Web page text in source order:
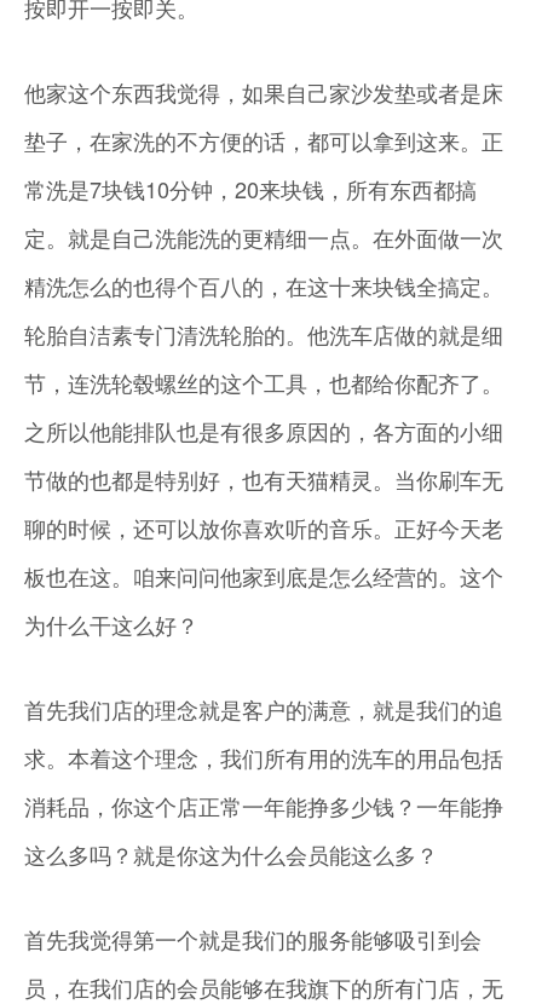
按即开一按即关。
他家这个东西我觉得，如果自己家沙发垫或者是床
垫子，在家洗的不方便的话，都可以拿到这来。正
常洗是7块钱10分钟，20来块钱，所有东西都搞
定。就是自己洗能洗的更精细一点。在外面做一次
精洗怎么的也得个百八的，在这十来块钱全搞定。
轮胎自洁素专门清洗轮胎的。他洗车店做的就是细
节，连洗轮毂螺丝的这个工具，也都给你配齐了。
之所以他能排队也是有很多原因的，各方面的小细
节做的也都是特别好，也有天猫精灵。当你刷车无
聊的时候，还可以放你喜欢听的音乐。正好今天老
板也在这。咱来问问他家到底是怎么经营的。这个
为什么干这么好？
首先我们店的理念就是客户的满意，就是我们的追
求。本着这个理念，我们所有用的洗车的用品包括
消耗品，你这个店正常一年能挣多少钱？一年能挣
这么多吗？就是你这为什么会员能这么多？
首先我觉得第一个就是我们的服务能够吸引到会
员，在我们店的会员能够在我旗下的所有门店，无